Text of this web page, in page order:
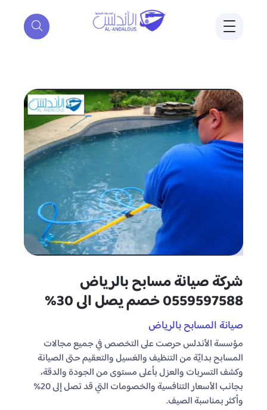
شركة صيانة مسابح بالرياض
0559597588 خصم يصل الى 30%
صيانة المسابح بالرياض
مؤسسة الأندلس حرصت على التخصص في جميع مجالات
المسابح بدايًة من التنظيف والغسيل والتعقيم حتى الصيانة
وكشف التسربات والعزل بأعلى مستوى من الجودة والدقة،
بجانب الأسعار التنافسية والخصومات التي قد تصل إلى 20%
وأكثر بمناسبة الصيف.